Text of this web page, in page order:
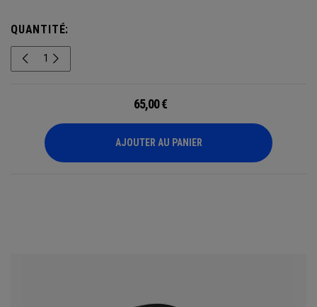
QUANTITÉ:
65,00€
AJOUTER AU PANIER